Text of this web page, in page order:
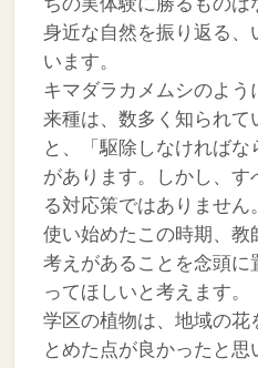
身近な自然を振り返る、
います。
キマダラカメムシのよ
来種は、数多く知られて
と、「駆除しなければ
があります。しかし、す
る対応策ではありませ
使い始めたこの時期、教
考えがあることを念頭に
ってほしいと考えます。
学区の植物は、地域の花
とめた点が良かったと